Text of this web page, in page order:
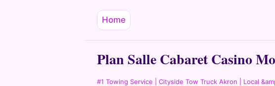
Home
Plan Salle Cabaret Casino
#1 Towing Service | Cityside Tow Truck Akron | Local